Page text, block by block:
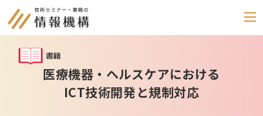
セミナー医療機器・ヘルスケアにおける
ICT技術開発と規制対応